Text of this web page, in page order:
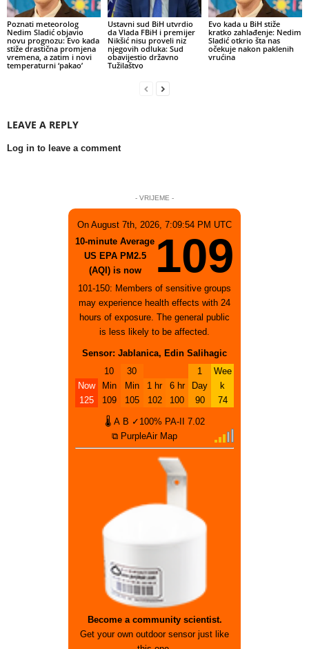
Poznati meteorolog
Nedim Sladić objavio
novu prognozu: Evo kada
stiže drastična promjena
vremena, a zatim i novi
temperaturni ‘pakao’
Ustavni sud BiH utvrdio
da Vlada FBiH i premijer
Nikšić nisu proveli niz
njegovih odluka: Sud
obavijestio državno
Tužilaštvo
Evo kada u BiH stiže
kratko zahlađenje: Nedim
Sladić otkrio šta nas
očekuje nakon paklenih
vrućina
LEAVE A REPLY
Log in to leave a comment
- VRIJEME -
On August 7th, 2026, 7:09:54 PM UTC
10-minute Average
US EPA PM2.5
(AQI) is now
109
101-150: Members of sensitive groups
may experience health effects with 24
hours of exposure. The general public
is less likely to be affected.
Sensor: Jablanica, Edin Salihagic
Now
125
10
Min
109
30
Min
105
1 hr
102
6 hr
100
1
Day
90
Wee
k
74
🌡 A B ✓100% PA-II
7.02
⧉ PurpleAir Map
Become a community scientist.
Get your own outdoor sensor just like